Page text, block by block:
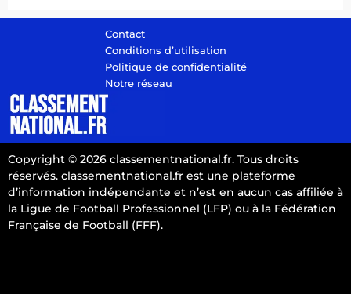
Contact
Conditions d’utilisation
Politique de confidentialité
Notre réseau
Copyright © 2026 classementnational.fr. Tous droits
réservés. classementnational.fr est une plateforme
d’information indépendante et n’est en aucun cas affiliée à
la Ligue de Football Professionnel (LFP) ou à la Fédération
Française de Football (FFF).